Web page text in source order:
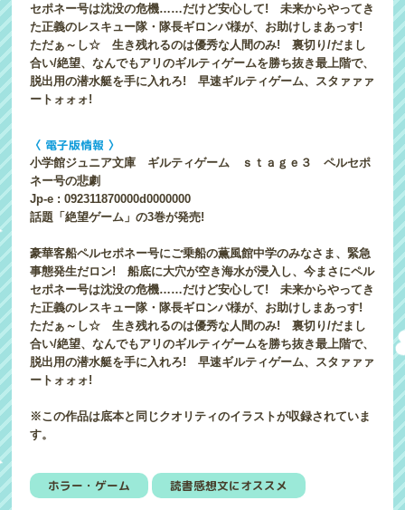
セポネー号は沈没の危機……だけど安心して! 未来からやってき
た正義のレスキュー隊・隊長ギロンパ様が、お助けしまあっす!
ただぁ～し☆ 生き残れるのは優秀な人間のみ! 裏切り/だまし
合い/絶望、なんでもアリのギルティゲームを勝ち抜き最上階で、
脱出用の潜水艇を手に入れろ! 早速ギルティゲーム、スタァァァ
ートォォォ!
〈 電子版情報 〉
小学館ジュニア文庫 ギルティゲーム ｓｔａｇｅ３ ペルセポ
ネー号の悲劇
Jp-e : 092311870000d0000000
話題「絶望ゲーム」の3巻が発売!
豪華客船ペルセポネー号にご乗船の薫風館中学のみなさま、緊急
事態発生だロン! 船底に大穴が空き海水が浸入し、今まさにペル
セポネー号は沈没の危機……だけど安心して! 未来からやってき
た正義のレスキュー隊・隊長ギロンパ様が、お助けしまあっす!
ただぁ～し☆ 生き残れるのは優秀な人間のみ! 裏切り/だまし
合い/絶望、なんでもアリのギルティゲームを勝ち抜き最上階で、
脱出用の潜水艇を手に入れろ! 早速ギルティゲーム、スタァァァ
ートォォォ!
※この作品は底本と同じクオリティのイラストが収録されていま
す。
ホラー・ゲーム 読書感想文にオススメ